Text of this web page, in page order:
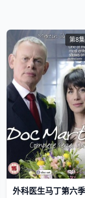
第8
外科医生马丁第六季